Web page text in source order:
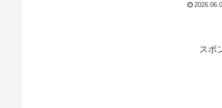
スポ